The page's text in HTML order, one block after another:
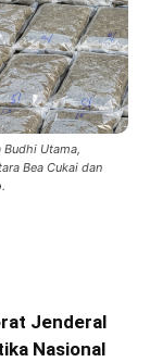
Budhi Utama,
Bea Cukai dan
Jenderal
Nasional